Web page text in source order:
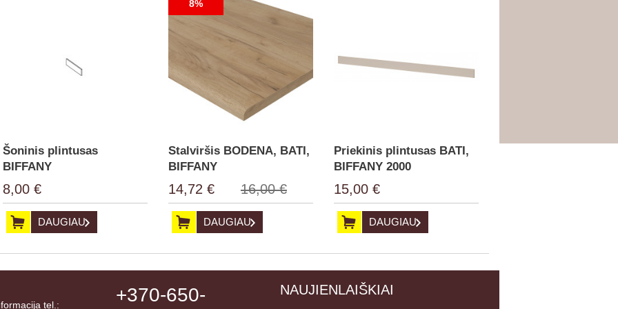
Šoninis plintusas
BIFFANY
8,00 €
DAUGIAU
8%
Stalviršis BODENA, BATI,
BIFFANY
14,72 € 16,00 €
DAUGIAU
Priekinis plintusas BATI,
BIFFANY 2000
15,00 €
DAUGIAU
tel.:
+370-650-
NAUJIENLAIŠKIAI